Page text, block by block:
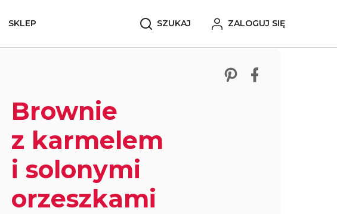
SKLEP SZUKAJ ZALOGUJ SIĘ
Brownie
z karmelem
i solonymi
orzeszkami
Zobacz nasze
Udostępnij